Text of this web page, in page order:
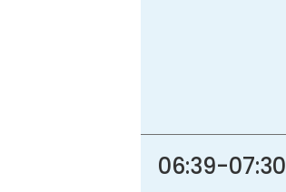
Kusatsu
Manba
Tone
06:39-07:30